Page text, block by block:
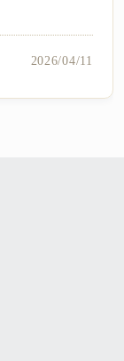
2026/04/11